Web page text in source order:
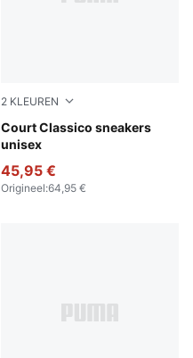
2 KLEUREN
Court Classico sneakers
unisex
PUMA Black-PUMA Black-
45,95 €
Origineel:64,95 €